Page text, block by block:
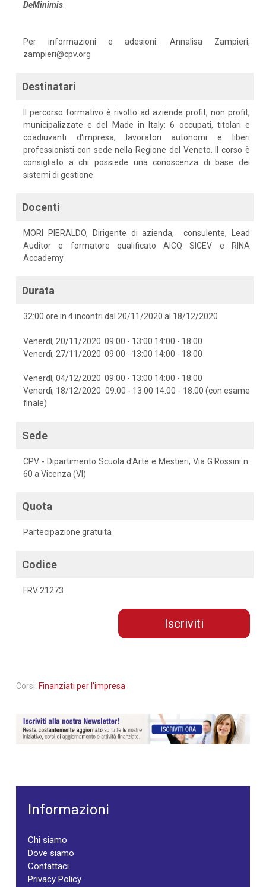
DeMinimis
Per informazioni e adesioni: Annalisa Zampieri,
zampieri@cpv.org
Destinatari
Il percorso formativo è rivolto ad aziende profit, non profit,
municipalizzate e del Made in Italy: 6 occupati, titolari e
coadiuvanti d'impresa, lavoratori autonomi e liberi
professionisti con sede nella Regione del Veneto. Il corso è
consigliato a chi possiede una conoscenza di base dei
sistemi di gestione
Docenti
MORI PIERALDO, Dirigente di azienda, consulente, Lead
Auditor e formatore qualificato AICQ SICEV e RINA
Accademy
Durata
32:00 ore in 4 incontri dal 20/11/2020 al 18/12/2020
Venerdì, 20/11/2020 09:00 - 13:00 14:00 - 18:00
Venerdì, 27/11/2020 09:00 - 13:00 14:00 - 18:00
Venerdì, 04/12/2020 09:00 - 13:00 14:00 - 18:00
Venerdì, 18/12/2020 09:00 - 13:00 14:00 - 18:00 (con esame
finale)
Sede
CPV - Dipartimento Scuola d'Arte e Mestieri, Via G.Rossini n.
60 a Vicenza (VI)
Quota
Partecipazione gratuita
Codice
FRV 21273
Iscriviti
Corsi: Finanziati per l'impresa
Informazioni
Chi siamo
Dove siamo
Contattaci
Privacy Policy